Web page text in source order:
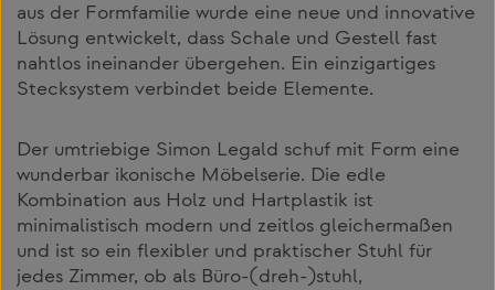
aus der Formfamilie wurde eine neue und innovative
Lösung entwickelt, dass Schale und Gestell fast
nahtlos ineinander übergehen. Ein einzigartiges
Stecksystem verbindet beide Elemente.
Der umtriebige Simon Legald schuf mit Form eine
wunderbar ikonische Möbelserie. Die edle
Kombination aus Holz und Hartplastik ist
minimalistisch modern und zeitlos gleichermaßen
und ist so ein flexibler und praktischer Stuhl für
jedes Zimmer, ob als Büro-(dreh-)stuhl,